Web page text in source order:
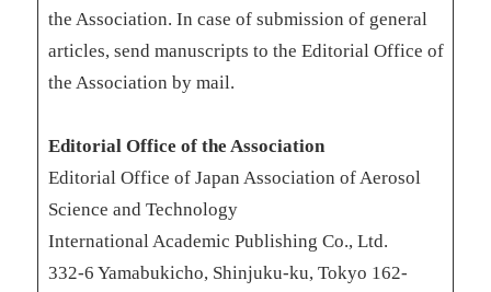
the Association. In case of submission of general
articles, send manuscripts to the Editorial Office of
the Association by mail.
Editorial Office of the Association
Editorial Office of Japan Association of Aerosol
Science and Technology
International Academic Publishing Co., Ltd.
332-6 Yamabukicho, Shinjuku-ku, Tokyo 162-